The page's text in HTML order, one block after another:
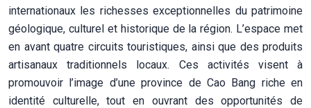
internationaux les richesses exceptionnelles du patrimoine
géologique, culturel et historique de la région. L’espace met
en avant quatre circuits touristiques, ainsi que des produits
artisanaux traditionnels locaux. Ces activités visent à
promouvoir l’image d’une province de Cao Bang riche en
identité culturelle, tout en ouvrant des opportunités de